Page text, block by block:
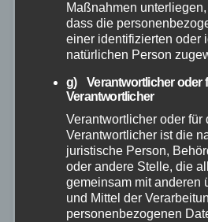
Küchenbrand in
Wohnhaus – Zwei
vorsorglich ins
gebracht
22. SEP. 2024
Am Samstagabend, den
Uhr, wurde die Polizei
Rauchentwicklung in einem
Schulstraße informiert. Die
Maßnahmen
dass die
einer identifizierten oder
natürlichen Person
g) Verantwortlicher oder
Verantwortlicher
Verantwortlicher oder für
Verantwortlicher ist die
juristische Person,
oder andere Stelle, die
gemeinsam mit anderen
und Mittel der
personenbezogenen